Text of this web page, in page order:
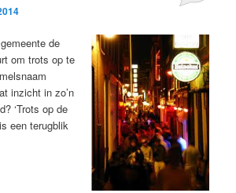
de
om trots op te
inzicht in zo’n
‘Trots op de
een terugblik